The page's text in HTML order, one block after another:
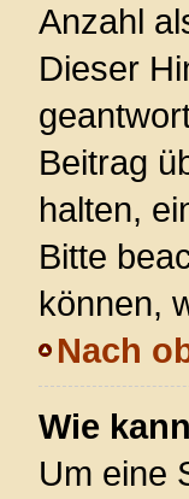
Anzahl
Dieser
Beitrag
halten,
Bitte
können,
Nach
Wie
Um eine